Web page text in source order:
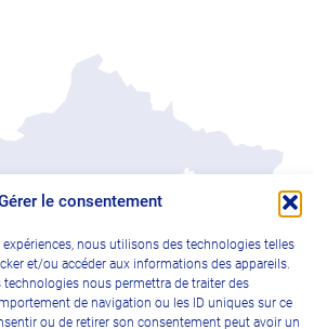
le consentement
nous utilisons des technologies telles
et/ou accéder aux informations des appareils.
technologies nous permettra de traiter des
de navigation ou les ID uniques sur ce
ou de retirer son consentement peut avoir un